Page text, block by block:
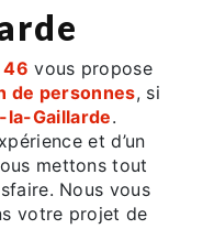
46 vous propose
de personnes, si
la-Gaillarde.
et d’un
mettons tout
Nous vous
votre projet de